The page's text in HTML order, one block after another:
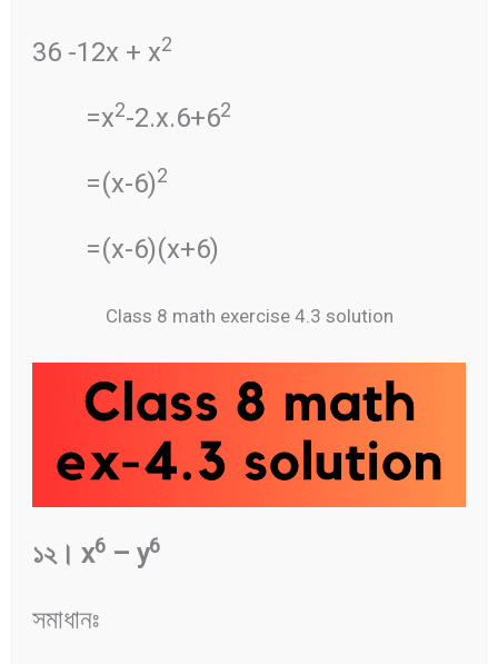
36 -12x + x2
=x2-2.x.6+62
=(x-6)2
=(x-6)(x+6)
Class 8 math exercise 4.3 solution
১২। x6– y6
সমাধানঃ